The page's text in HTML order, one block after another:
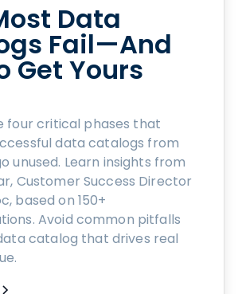
Data
Fail—And
Get Yours
four critical phases that
data catalogs from
unused. Learn insights from
Customer Success Director
based on 150+
Avoid common pitfalls
catalog that drives real